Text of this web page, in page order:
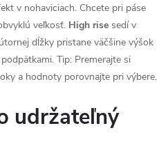
v nohaviciach. Chcete pri páse
veľkosť. High rise sedí v
dĺžky pristane väčšine výšok
Tip: Premerajte si
a hodnoty porovnajte pri výbere.
udržateľný